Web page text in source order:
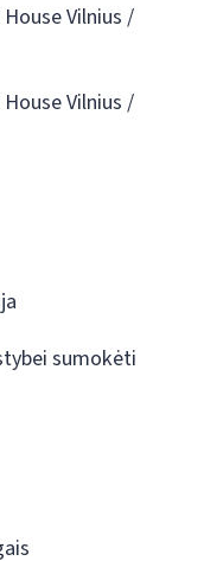
Vilnius /
Vilnius /
sumokėti